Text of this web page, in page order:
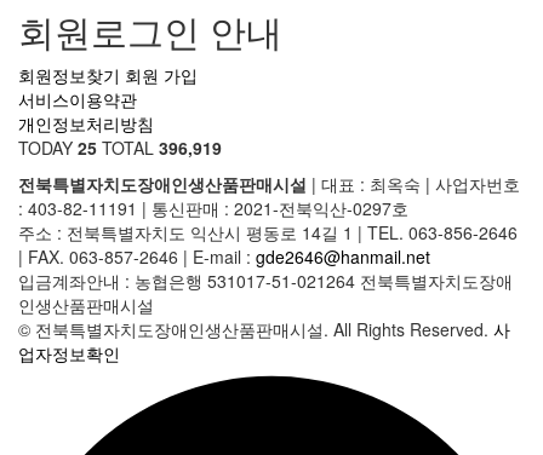
회원로그인 안내
회원정보찾기 회원 가입
서비스이용약관
개인정보처리방침
TODAY 25 TOTAL 396,919
전북특별자치도장애인생산품판매시설 | 대표 : 최옥숙 | 사업자번호
: 403-82-11191 | 통신판매 : 2021-전북익산-0297호
주소 : 전북특별자치도 익산시 평동로 14길 1 | TEL. 063-856-2646
| FAX. 063-857-2646 | E-mail : gde2646@hanmail.net
입금계좌안내 : 농협은행 531017-51-021264 전북특별자치도장애
인생산품판매시설
© 전북특별자치도장애인생산품판매시설. All Rights Reserved. 사
업자정보확인